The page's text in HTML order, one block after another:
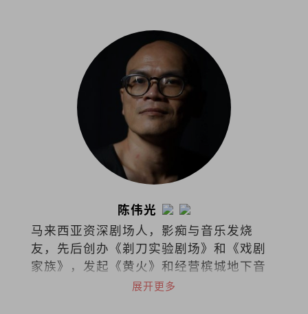
陈伟光
马来西亚资深剧场人，影痴与音乐发烧
友，先后创办《剃刀实验剧场》和《戏剧
家族》，发起《黄火》和经营槟城地下音
乐基地Soundmaker。曾任职槟城光明日
展开更多